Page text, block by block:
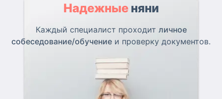
Надежные няни
Каждый специалист проходит личное
собеседование/обучение и проверку документов.